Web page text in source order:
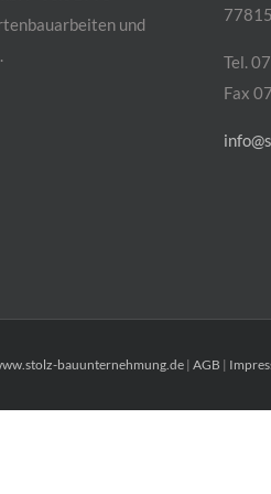
und
Tel.
Fax
bauunternehmung.de | AGB |